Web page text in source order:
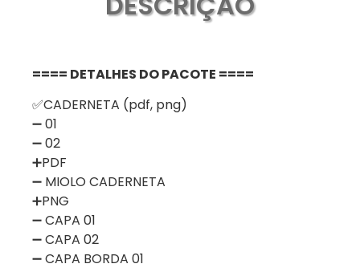
==== DETALHES DO PACOTE ====
✅CADERNETA (pdf, png)
➖ 01
➖ 02
➕PDF
➖ MIOLO CADERNETA
➕PNG
➖ CAPA 01
➖ CAPA 02
➖ CAPA BORDA 01